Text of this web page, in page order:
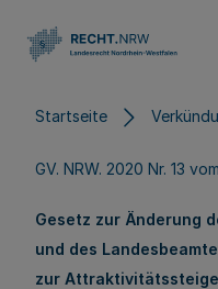
Startseite
GV. NRW. 2020 Nr. 13
Gesetz zur Änderung
und des
zur